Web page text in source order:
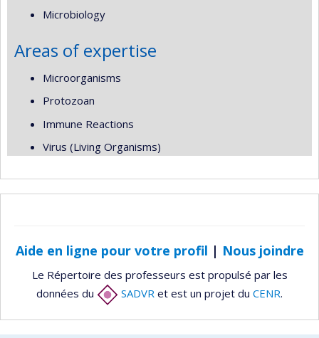
Microbiology
Areas of expertise
Microorganisms
Protozoan
Immune Reactions
Virus (Living Organisms)
Aide en ligne pour votre profil | Nous joindre
Le Répertoire des professeurs est propulsé par les
données du
SADVR et est un projet du CENR.